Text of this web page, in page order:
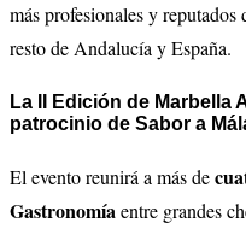
más profesionales y
resto de Andalucía y España.
La II Edición de Marbella
patrocinio de Sabor a
El evento reunirá a más de
Gastronomíaentre grandes